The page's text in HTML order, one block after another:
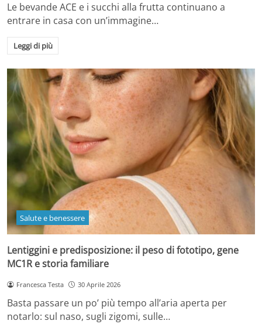
Le bevande ACE e i succhi alla frutta continuano a
entrare in casa con un’immagine…
Leggi di più
Salute e benessere
Lentiggini e predisposizione: il peso di fototipo, gene
MC1R e storia familiare
Francesca Testa 30 Aprile 2026
Basta passare un po’ più tempo all’aria aperta per
notarlo: sul naso, sugli zigomi, sulle…